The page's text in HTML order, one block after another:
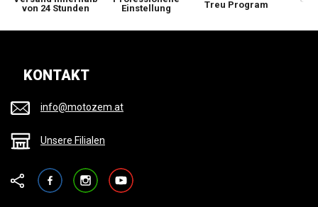
von 24 Stunden
Einstellung
Treu Program
KONTAKT
info@motozem.at
Unsere Filialen
FacebookInstagramYouTube